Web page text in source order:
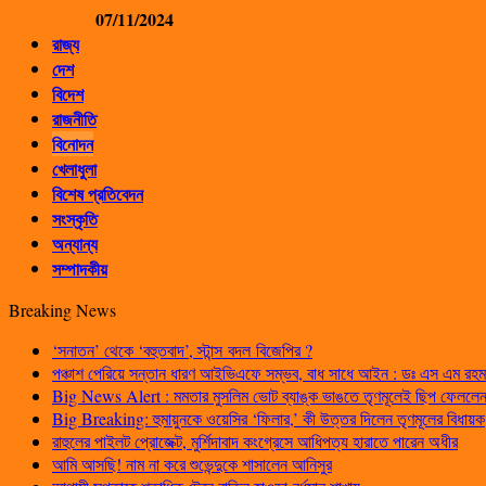
07/11/2024
রাজ্য
দেশ
বিদেশ
রাজনীতি
বিনোদন
খেলাধুলা
বিশেষ প্রতিবেদন
সংস্কৃতি
অন্যান্য
সম্পাদকীয়
Breaking News
‘সনাতন’ থেকে ‘বহুতবাদ’, স্টান্স বদল বিজেপির ?
পঞ্চাশ পেরিয়ে সন্তান ধারণ আইভিএফে সম্ভব, বাধ সাধে আইন : ডঃ এস এম
Big News Alert : মমতার মুসলিম ভোট ব্যাঙ্ক ভাঙতে তৃণমূলেই ছিপ ফেললেন
Big Breaking: হুমায়ুনকে ওয়েসির ‘ফিলার,’ কী উত্তর দিলেন তৃণমূলের বিধায়ক
রাহুলের পাইলট প্রোজেক্ট, মুর্শিদাবাদ কংগ্রেসে আধিপত্য হারাতে পারেন অধীর
আমি আসছি! নাম না করে শুভেন্দুকে শাসালেন আনিসুর